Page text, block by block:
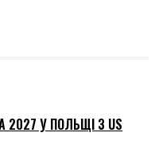
2027 У ПОЛЬЩІ З US